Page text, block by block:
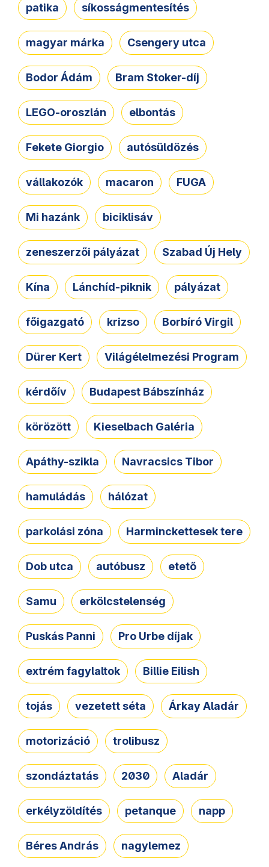
patika síkosságmentesítés
magyar márka Csengery utca
Bodor Ádám Bram Stoker-díj
LEGO-oroszlán elbontás
Fekete Giorgio autósüldözés
vállakozók macaron FUGA
Mi hazánk biciklisáv
zeneszerzői pályázat Szabad Új Hely
Kína Lánchíd-piknik pályázat
főigazgató krizso Borbíró Virgil
Dürer Kert Világélelmezési Program
kérdőív Budapest Bábszínház
körözött Kieselbach Galéria
Apáthy-szikla Navracsics Tibor
hamuládás hálózat
parkolási zóna Harminckettesek tere
Dob utca autóbusz etető
Samu erkölcstelenség
Puskás Panni Pro Urbe díjak
extrém fagylaltok Billie Eilish
tojás vezetett séta Árkay Aladár
motorizáció trolibusz
szondáztatás 2030 Aladár
erkélyzöldítés petanque napp
Béres András nagylemez